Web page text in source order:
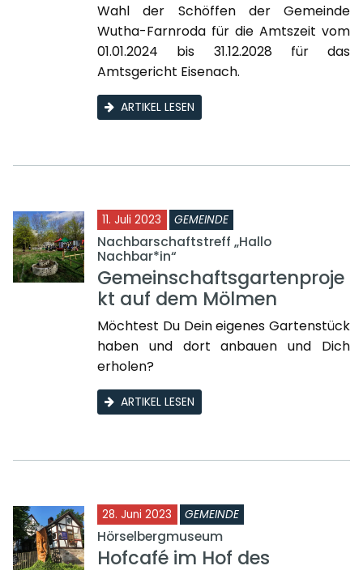
Wahl der Schöffen der Gemeinde
Wutha-Farnroda für die Amtszeit vom
01.01.2024 bis 31.12.2028 für das
Amtsgericht Eisenach.
ARTIKEL LESEN
11. Juli 2023 GEMEINDE
Nachbarschaftstreff „Hallo
Nachbar*in“
Gemeinschaftsgartenproje
kt auf dem Mölmen
Möchtest Du Dein eigenes Gartenstück
haben und dort anbauen und Dich
erholen?
ARTIKEL LESEN
28. Juni 2023 GEMEINDE
Hörselbergmuseum
Hofcafé im Hof des